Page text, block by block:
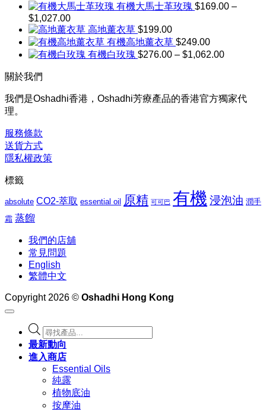
有機大馬士革玫瑰 $169.00 –
$1,027.00價
格
範
圍：
高地薰衣草 $199.00
有機高地薰衣草 $249.00
有機白玫瑰 $276.00 – $1,062.00價
圍：
$276.00
關於我們
我們是Oshadhi香港，Oshadhi芳療產品的香港官方獨家代
理。
服務條款
送貨方式
隱私權政策
標籤
absolute CO2-萃取 essential oil 原精 可可巴 有機 浸泡油 潤手
霜 蒸餾
我們的店舖
常見問題
English
繁體中文
Copyright 2026 © Oshadhi Hong Kong
Products
search
最新動向
進入商店
Essential Oils
純露
植物底油
按摩油